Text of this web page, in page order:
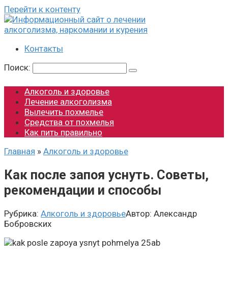
Перейти к контенту
Контакты
Поиск:
Алкоголь и здоровье
Лечение алкоголизма
Вылечить похмелье
Средства от похмелья
Как пить правильно
Главная » Алкоголь и здоровье
Как после запоя уснуть. Советы,
рекомендации и способы
Рубрика: Алкоголь и здоровьеАвтор: Александр
Бобровских